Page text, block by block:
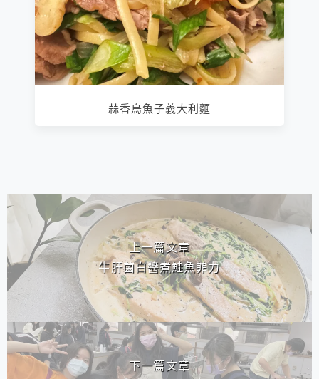
蒜香烏魚子義大利麵
相連文章
上一篇文章
牛肝菌白醬煮鮭魚菲力
下一篇文章